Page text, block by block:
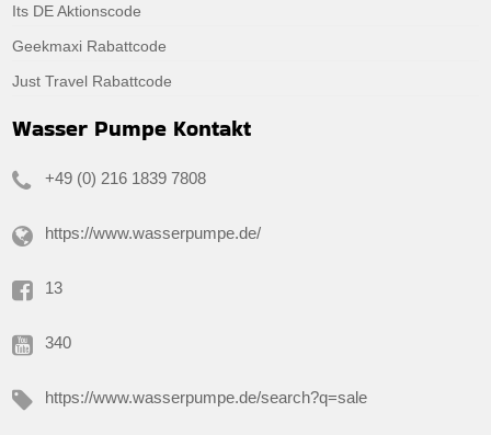
Its DE Aktionscode
Geekmaxi Rabattcode
Just Travel Rabattcode
Wasser Pumpe Kontakt
+49 (0) 216 1839 7808
https://www.wasserpumpe.de/
13
340
https://www.wasserpumpe.de/search?q=sale